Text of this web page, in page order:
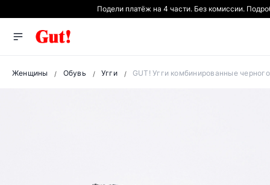
Подели платёж на 4 части. Без комиссии.
Женщины Обувь Угги GUT! Угги комбинированные